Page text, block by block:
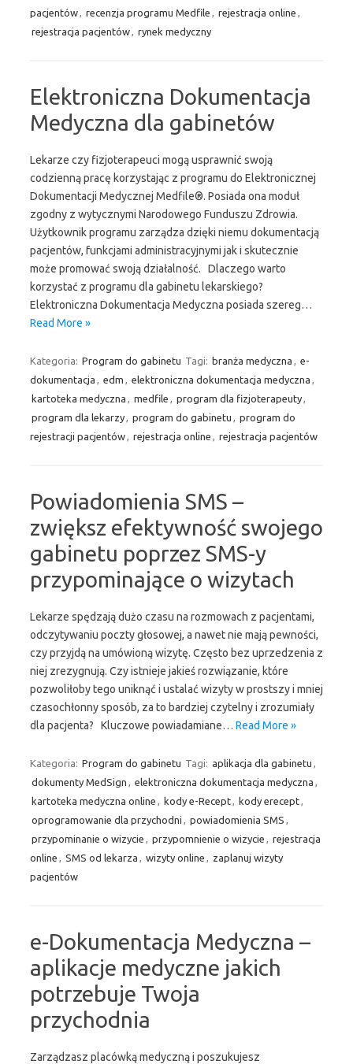
pacjentów, recenzja programu Medfile , rejestracja online ,
rejestracja pacjentów, rynek medyczny
Elektroniczna Dokumentacja
Medyczna dla gabinetów
Lekarze czy fizjoterapeuci mogą usprawnić swoją
codzienną pracę korzystając z programu do Elektronicznej
Dokumentacji Medycznej Medfile®. Posiada ona moduł
zgodny z wytycznymi Narodowego Funduszu Zdrowia.
Użytkownik programu zarządza dzięki niemu dokumentacją
pacjentów, funkcjami administracyjnymi jak i skutecznie
może promować swoją działalność. Dlaczego warto
korzystać z programu dla gabinetu lekarskiego?
Elektroniczna Dokumentacja Medyczna posiada szereg…
Read More »
Kategoria: Program do gabinetu Tagi: branża medyczna , e-
dokumentacja , edm , elektroniczna dokumentacja medyczna ,
kartoteka medyczna , medfile , program dla fizjoterapeuty,
program dla lekarzy, program do gabinetu , program do
rejestracji pacjentów, rejestracja online , rejestracja pacjentów
Powiadomienia SMS –
zwiększ efektywność swojego
gabinetu poprzez SMS-y
przypominające o wizytach
Lekarze spędzają dużo czasu na rozmowach z pacjentami,
odczytywaniu poczty głosowej, a nawet nie mają pewności,
czy przyjdą na umówioną wizytę. Często bez uprzedzenia z
niej zrezygnują. Czy istnieje jakieś rozwiązanie, które
pozwoliłoby tego uniknąć i ustalać wizyty w prostszy i mniej
czasochłonny sposób, za to bardziej czytelny i zrozumiały
dla pacjenta? Kluczowe powiadamiane… Read More »
Kategoria: Program do gabinetu Tagi: aplikacja dla gabinetu ,
dokumenty MedSign , elektroniczna dokumentacja medyczna ,
kartoteka medyczna online , kody e-Recept, kody erecept,
oprogramowanie dla przychodni , powiadomienia SMS ,
przypominanie o wizycie , przypomnienie o wizycie , rejestracja
online , SMS od lekarza , wizyty online , zaplanuj wizyty
pacjentów
e-Dokumentacja Medyczna –
aplikacje medyczne jakich
potrzebuje Twoja
przychodnia
Zarządzasz placówką medyczną i poszukujesz